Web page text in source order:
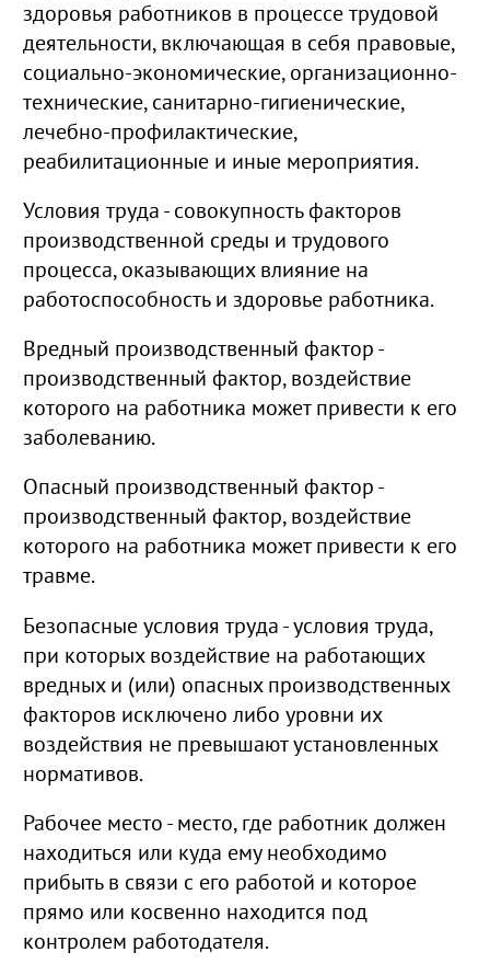
здоровья работников в процессе трудовой
деятельности, включающая в себя правовые,
социально-экономические, организационно-
технические, санитарно-гигиенические,
лечебно-профилактические,
реабилитационные и иные мероприятия.
Условия труда - совокупность факторов
производственной среды и трудового
процесса, оказывающих влияние на
работоспособность и здоровье работника.
Вредный производственный фактор -
производственный фактор, воздействие
которого на работника может привести к его
заболеванию.
Опасный производственный фактор -
производственный фактор, воздействие
которого на работника может привести к его
травме.
Безопасные условия труда - условия труда,
при которых воздействие на работающих
вредных и (или) опасных производственных
факторов исключено либо уровни их
воздействия не превышают установленных
нормативов.
Рабочее место - место, где работник должен
находиться или куда ему необходимо
прибыть в связи с его работой и которое
прямо или косвенно находится под
контролем работодателя.